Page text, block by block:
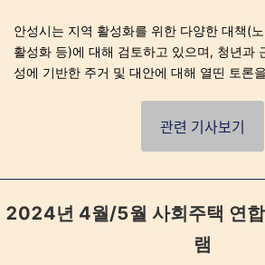
안성시는 지역 활성화를 위한 다양한 대책(
활성화 등)에 대해 검토하고 있으며, 청년과
성에 기반한 주거 및 대안에 대해 열띤 토론
관련 기사보기
2024년 4월/5월 사회주택 연
램